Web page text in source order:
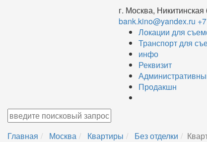
г. Москва,
bank.kino@yandex.ru
Локации для
Транспорт для
инфо
Реквизит
Продакшн
Главная
Москва Квартиры Без отделки